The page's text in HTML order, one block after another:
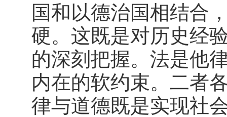
国和以德治国相结合
硬。这既是对历史经
的深刻把握。法是他
内在的软约束。二者
律与道德既是实现社